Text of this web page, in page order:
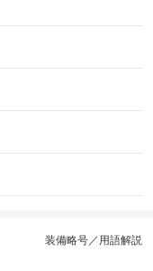
装備略号／用語解説